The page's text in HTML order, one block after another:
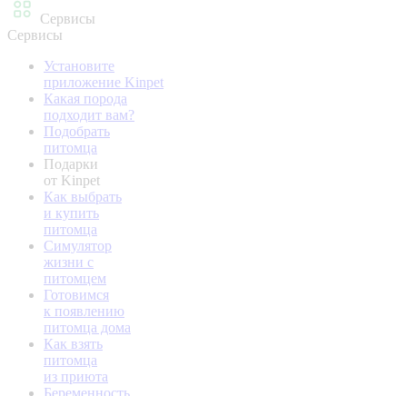
Сервисы
Сервисы
Установите
приложение Kinpet
Какая порода
подходит вам?
Подобрать
питомца
Подарки
от Kinpet
Как выбрать
и купить
питомца
Симулятор
жизни с
питомцем
Готовимся
к появлению
питомца дома
Как взять
питомца
из приюта
Беременность